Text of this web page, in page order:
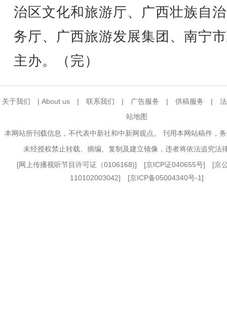
治区文化和旅游厅、广西壮族自
务厅、广西旅游发展集团、南宁
主办。（完）
关于我们 | About us | 联系我们 | 广告服务 | 供稿服务 |
站地图
本网站所刊载信息，不代表中新社和中新网观点。 刊用本网站稿件，
未经授权禁止转载、摘编、复制及建立镜像，违者将依法追究法
[网上传播视听节目许可证（0106168)] [京ICP证040655号] [京
110102003042] [京ICP备05004340号-1]